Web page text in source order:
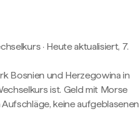
· Heute aktualisiert, 7.
Bosnien und Herzegowina in
ist. Geld mit Morse
keine aufgeblasenen